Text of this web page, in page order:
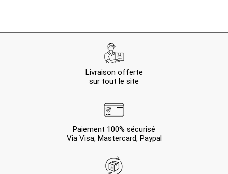
Livraison offerte
sur tout le site
Paiement 100% sécurisé
Via Visa, Mastercard, Paypal